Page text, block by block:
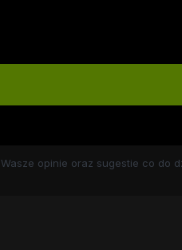
Wasze opinie oraz sugestie co do